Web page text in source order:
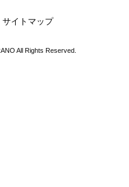
サイトマップ
All Rights Reserved.